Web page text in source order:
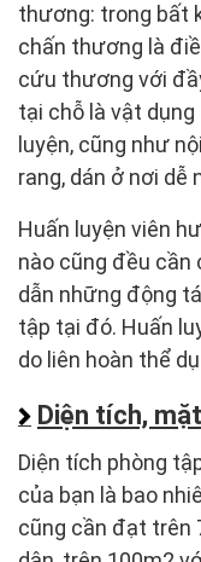
thương: trong bất
chấn thương là
cứu thương với
tại chỗ là vật
luyện, cũng như
rang, dán ở nơi dễ
Huấn luyện viên
nào cũng đều cần
dẫn những động
tập tại đó. Huấn
do liên hoàn thể
Diện tích,
Diện tích phòng
của bạn là bao
cũng cần đạt trên